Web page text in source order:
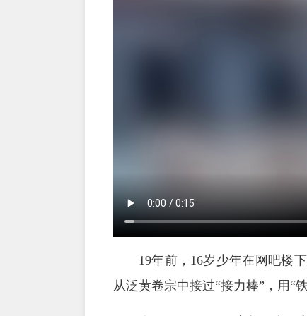
19年前，16岁少年在网吧楼
从泛黄卷宗中接过“接力棒”，用“